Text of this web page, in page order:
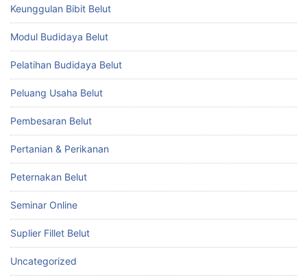
Keunggulan Bibit Belut
Modul Budidaya Belut
Pelatihan Budidaya Belut
Peluang Usaha Belut
Pembesaran Belut
Pertanian & Perikanan
Peternakan Belut
Seminar Online
Suplier Fillet Belut
Uncategorized